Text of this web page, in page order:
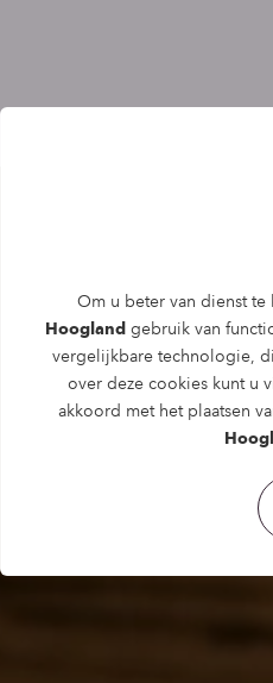
Om u beter van dienst te
Hoogland gebruik van
vergelijkbare technologie,
over deze cookies kunt u
akkoord met het plaatsen